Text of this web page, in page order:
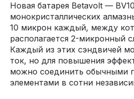
Новая батарея Betavolt —
монокристаллических
10 микрон каждый, между
располагается 2-микронный
Каждый из этих сэндвичей
ток, но для повышения
можно соединить обычными
элементами в сотни